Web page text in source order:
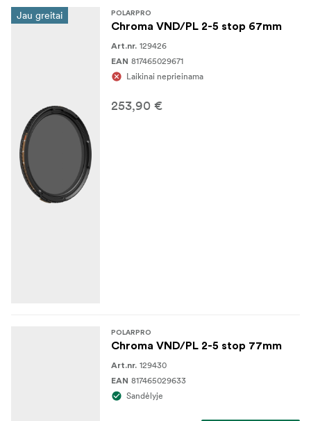
Jau greitai POLARPRO
Chroma VND/PL 2-5 stop 67mm
Art.nr. 129426
EAN 817465029671
Laikinai neprieinama
253,90 €
POLARPRO
Chroma VND/PL 2-5 stop 77mm
Art.nr. 129430
EAN 817465029633
Sandėlyje